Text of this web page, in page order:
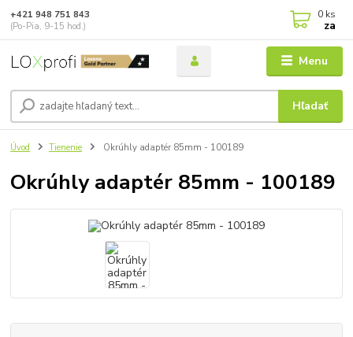
Menu
Hľadať
+421 948 751 843
(Po-Pia, 9-15 hod.)
0 ks
za
Úvod Tienenie Okrúhly adaptér 85mm - 100189
Okrúhly adaptér 85mm - 100189